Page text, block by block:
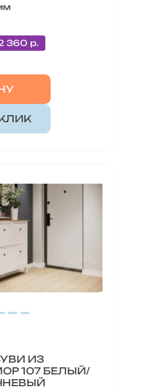
360 р.
ИЗ
107 БЕЛЫЙ/